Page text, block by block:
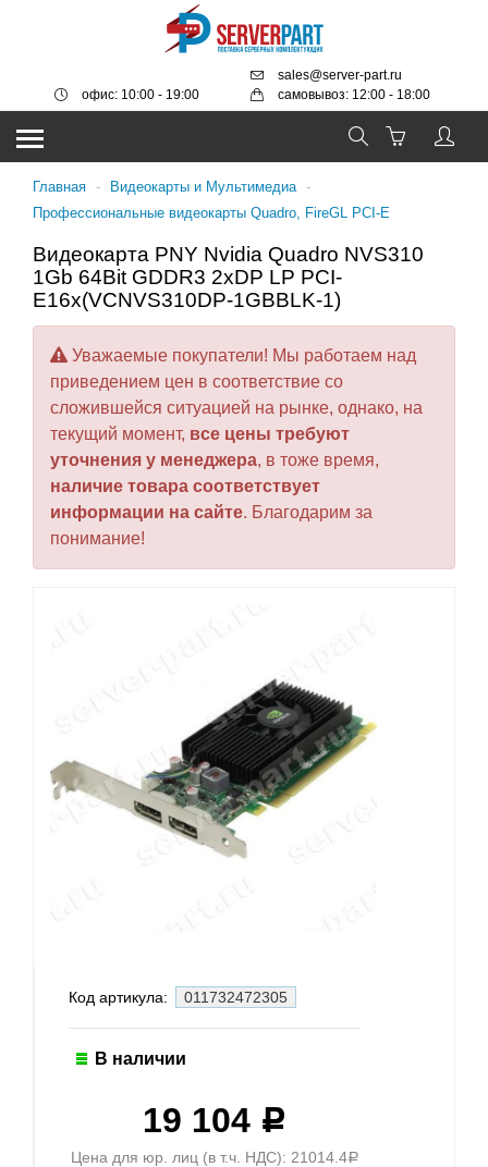
sales@server-part.ru
самовывоз: 12:00 - 18:00
офис: 10:00 - 19:00
Главная - Видеокарты и Мультимедиа -
Профессиональные видеокарты Quadro, FireGL PCI-E
Видеокарта PNY Nvidia Quadro NVS310
1Gb 64Bit GDDR3 2xDP LP PCI-
E16x(VCNVS310DP-1GBBLK-1)
Уважаемые покупатели! Мы работаем над
приведением цен в соответствие со
сложившейся ситуацией на рынке, однако, на
текущий момент, все цены требуют
уточнения у менеджера, в тоже время,
наличие товара соответствует
информации на сайте. Благодарим за
понимание!
Код артикула: 011732472305
В наличии
19 104 Р
Цена для юр. лиц (в т.ч. НДС): 21014.4Р